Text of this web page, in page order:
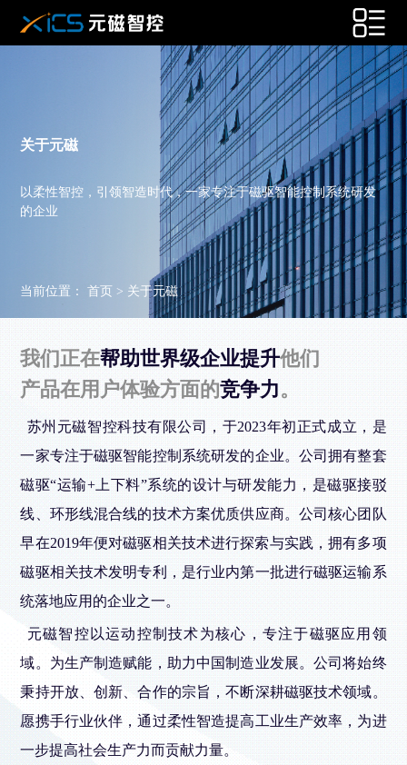
关于元磁
以柔性智控，引领智造时代，一家专注于磁驱智能控制系统研发
的企业
当前位置：首页 > 关于元磁
我们正在帮助世界级企业提升他们
产品在用户体验方面的竞争力。
苏州元磁智控科技有限公司，于2023年初正式成立，是
一家专注于磁驱智能控制系统研发的企业。公司拥有整套
磁驱“运输+上下料”系统的设计与研发能力，是磁驱接驳
线、环形线混合线的技术方案优质供应商。公司核心团队
早在2019年便对磁驱相关技术进行探索与实践，拥有多项
磁驱相关技术发明专利，是行业内第一批进行磁驱运输系
统落地应用的企业之一。
元磁智控以运动控制技术为核心，专注于磁驱应用领
域。为生产制造赋能，助力中国制造业发展。公司将始终
秉持开放、创新、合作的宗旨，不断深耕磁驱技术领域。
愿携手行业伙伴，通过柔性智造提高工业生产效率，为进
一步提高社会生产力而贡献力量。